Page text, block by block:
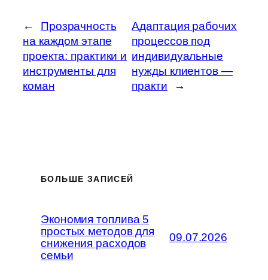
←
Прозрачность
на каждом этапе
проекта: практики и
инструменты для
коман
Адаптация рабочих
процессов под
индивидуальные
нужды клиентов —
практи
→
БОЛЬШЕ ЗАПИСЕЙ
Экономия топлива 5
простых методов для
снижения расходов
семьи
09.07.2026